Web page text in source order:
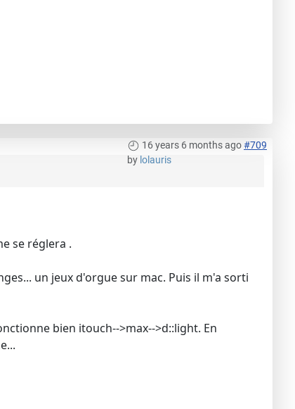
16 years 6 months ago#709
by lolauris
se réglera .
un jeux d'orgue sur mac. Puis il m'a sorti
bien itouch-->max-->d::light. En